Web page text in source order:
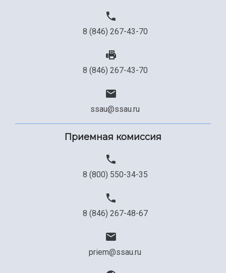
8 (846) 267-43-70
8 (846) 267-43-70
ssau@ssau.ru
Приемная комиссия
8 (800) 550-34-35
8 (846) 267-48-67
priem@ssau.ru